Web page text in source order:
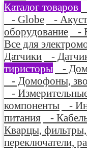
Каталог товаров
- Globe
-
оборудование
-
Все для
Датчики
-
тиристоры
-
- Домофоны,
-
компоненты
-
питания
-
Кварцы,
переключатели,